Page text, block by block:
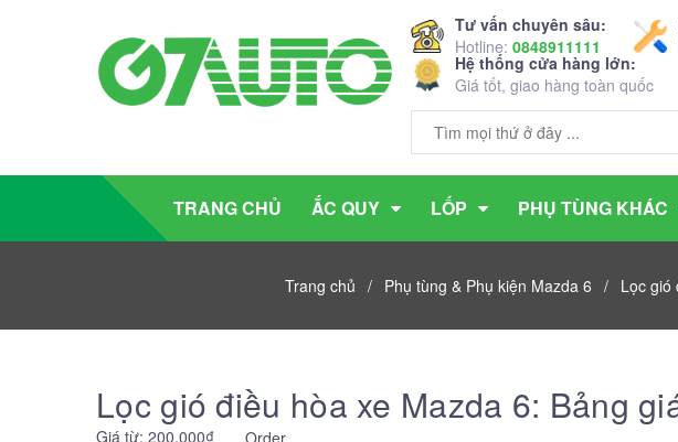
Tư vấn chuyên sâu:
Hotline: 0848911111
Hệ thống cửa hàng lớn:
Giá tốt, giao hàng toàn quốc
TRANG CHỦ ẮC QUY LỐP PHỤ TÙNG KHÁC
Trang chủ / Phụ tùng & Phụ kiện Mazda 6 / Lọc gió
Lọc gió điều hòa xe Mazda 6: Bảng
Giá từ: 200.000₫ Order